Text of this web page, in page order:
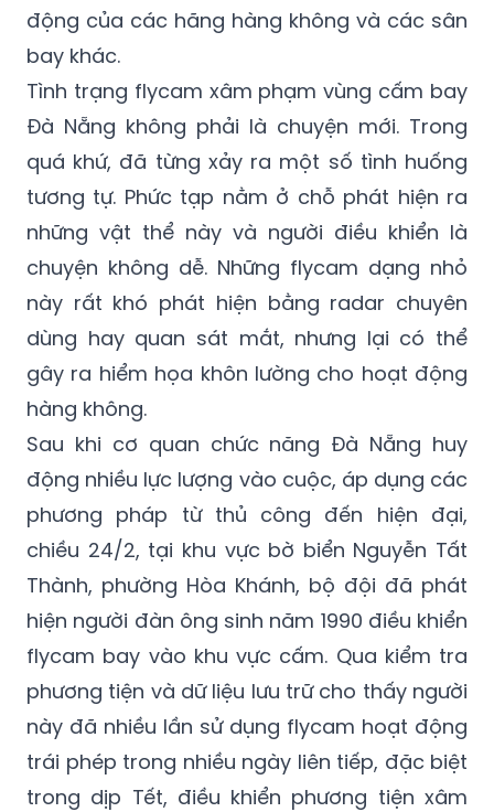
động của các hãng hàng không và các sân
bay khác.
Tình trạng flycam xâm phạm vùng cấm bay
Đà Nẵng không phải là chuyện mới. Trong
quá khứ, đã từng xảy ra một số tình huống
tương tự. Phức tạp nằm ở chỗ phát hiện ra
những vật thể này và người điều khiển là
chuyện không dễ. Những flycam dạng nhỏ
này rất khó phát hiện bằng radar chuyên
dùng hay quan sát mắt, nhưng lại có thể
gây ra hiểm họa khôn lường cho hoạt động
hàng không.
Sau khi cơ quan chức năng Đà Nẵng huy
động nhiều lực lượng vào cuộc, áp dụng các
phương pháp từ thủ công đến hiện đại,
chiều 24/2, tại khu vực bờ biển Nguyễn Tất
Thành, phường Hòa Khánh, bộ đội đã phát
hiện người đàn ông sinh năm 1990 điều khiển
flycam bay vào khu vực cấm. Qua kiểm tra
phương tiện và dữ liệu lưu trữ cho thấy người
này đã nhiều lần sử dụng flycam hoạt động
trái phép trong nhiều ngày liên tiếp, đặc biệt
trong dịp Tết, điều khiển phương tiện xâm